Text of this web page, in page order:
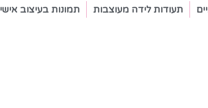
תעודות לידה מעוצבות תמונות בעיצוב אישי